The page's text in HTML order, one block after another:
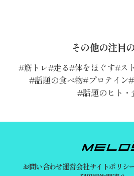
その他の注目
筋トレ 走る 体をほぐす ス
話題の食べ物 プロテイン
話題のヒト・
お問い合わせ運営会社サイトポリシ